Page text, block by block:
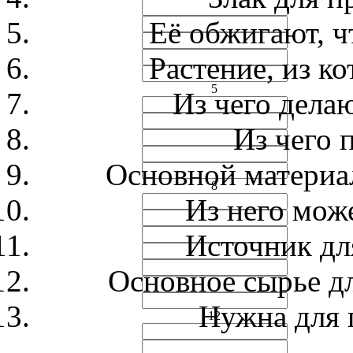
5
8
12
Её обжигают,
Растение, из
Из чего
Из чего
Основной
Из него
Источник
Основное сырье
Нужна для